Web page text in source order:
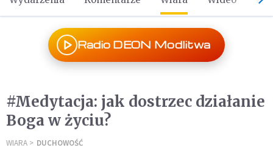
Radio DEON Modlitwa
#Medytacja: jak dostrzec działanie
Boga w życiu?
WIARA DUCHOWOŚĆ